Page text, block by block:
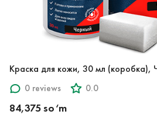
Краска для кожи, 30 мл (коробка),
0 reviews
0.0
84,375 so‘m